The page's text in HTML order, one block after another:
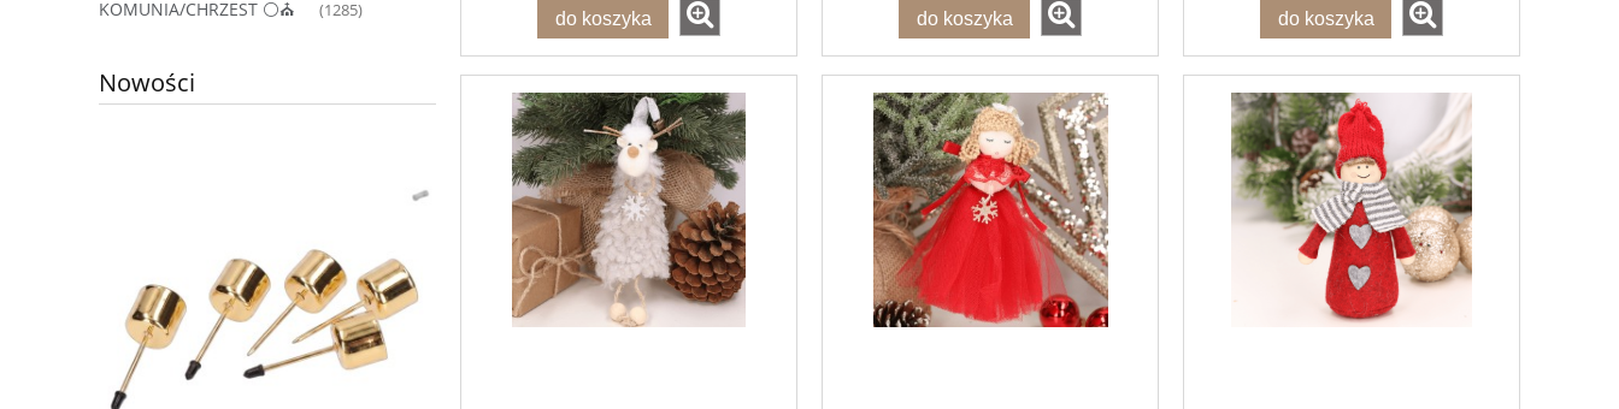
KOMUNIA/CHRZEST ⚪⛪ (1285)
Nowości
do koszyka do koszyka do koszyka